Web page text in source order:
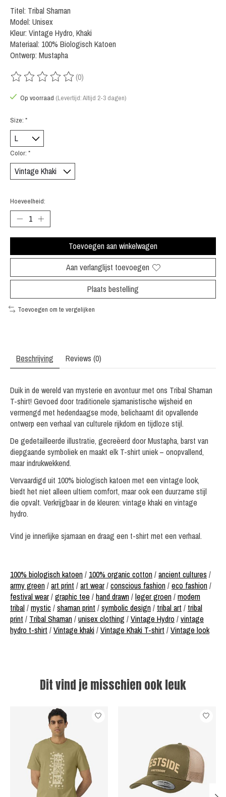
Titel: Tribal Shaman
Model: Unisex
Kleur: Vintage Hydro, Khaki
Materiaal: 100% Biologisch Katoen
Ontwerp: Mustapha
De beoordeling van dit product is
(0)
Op voorraad (Levertijd: Altijd 2-3 dagen)
Size: *
Color: *
Hoeveelheid:
Toevoegen aan winkelwagen
Aan verlanglijst toevoegen
Plaats bestelling
Toevoegen om te vergelijken
Beschrijving Reviews (0)
Duik in de wereld van mysterie en avontuur met ons Tribal Shaman
T-shirt! Gevoed door traditionele sjamanistische wijsheid en
vermengd met hedendaagse mode, belichaamt dit opvallende
ontwerp een verhaal van culturele rijkdom en tijdloze stijl.
De gedetailleerde illustratie, gecreëerd door Mustapha, barst van
diepgaande symboliek en maakt elk T-shirt uniek – onopvallend,
maar indrukwekkend.
Vervaardigd uit 100% biologisch katoen met een vintage look,
biedt het niet alleen ultiem comfort, maar ook een duurzame stijl
die opvalt. Verkrijgbaar in de kleuren: vintage khaki en vintage
hydro.
Vind je innerlijke sjamaan en draag een t-shirt met een verhaal.
100% biologisch katoen/ 100% organic cotton/ancient cultures /
army green/art print /art wear/conscious fashion/eco fashion/
festival wear/graphic tee /hand drawn/leger groen/modern
tribal/mystic /shaman print /symbolic design/ tribal art / tribal
print / Tribal Shaman/unisex clothing /Vintage Hydro /vintage
hydro t-shirt /Vintage khaki/Vintage Khaki T-shirt /Vintage look
Dit vind je misschien ook leuk
Items van productcarrousel